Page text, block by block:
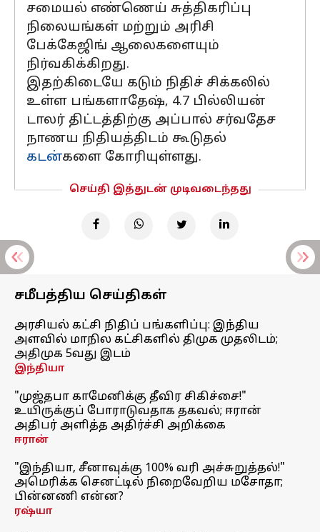
சமையல் எண்ணெய் சுத்திகரிப்பு
நிலையங்கள் மற்றும் அரிசி
பேக்கேஜிங் ஆலைகளையும்
நிர்வகிக்கிறது.
இதற்கிடையே கடும் நிதிச் சிக்கலில்
உள்ள பங்களாதேஷ், 4.7 பில்லியன்
டாலர் திட்டத்திற்கு அப்பால் சர்வதேச
நாணய நிதியத்திடம் கூடுதல்
கடன்களை கோரியுள்ளது.
செய்தி இத்துடன் முடிவடைந்தது
சமீபத்திய செய்திகள்
அரசியல் கட்சி நிதிப் பங்களிப்பு: இந்திய
அளவில் மாநில கட்சிகளில் திமுக முதலிடம்;
அதிமுக 5வது இடம்
இந்தியா
"முஜ்தபா காமேனிக்கு தீவிர சிகிச்சை!"
உயிருக்குப் போராடுவதாக தகவல்; ஈரான்
அதிபர் அளித்த அதிர்ச்சி அறிக்கை
ஈரான்
"இந்தியா, சீனாவுக்கு 100% வரி அச்சுறுத்தல்!"
அமெரிக்க செனட்டில் நிறைவேறிய மசோதா;
பின்னணி என்ன?
ரஷ்யா